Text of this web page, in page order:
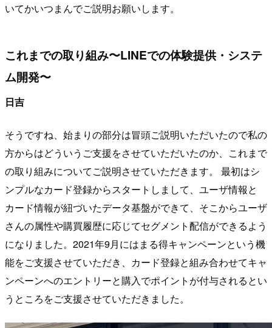
いてかいつまんでご説明お願いします。
これまでの取り組み〜LINEでの体験提供・システ
ム開発〜
日吉
そうですね、始まりの部分は冒頭ご説明いただいたので私の
方からはどういうご支援をさせていただいたのか、これまで
の取り組みについてご説明させていただきます。 最初はシ
ンプルなカード登録からスタートしまして、ユーザ情報と
カード情報が紐づいたデータ基盤ができて、そこからユーザ
さんの属性や購買履歴に応じてセグメント配信ができるよう
になりました。2021年9月にはまる得キャンペーンという機
能をご支援させていただき、カード登録と組み合わせてキャ
ンペーンへのエントリーと購入でポイントが付与されるとい
うところをご支援させていただきました。